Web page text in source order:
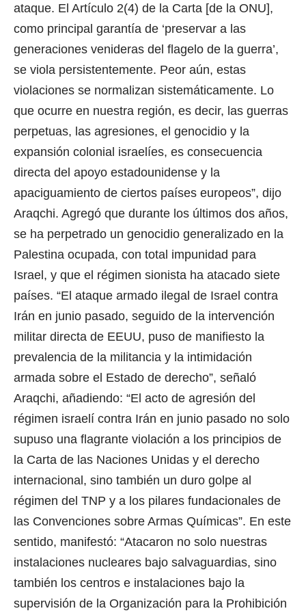
ataque. El Artículo 2(4) de la Carta [de la ONU],
como principal garantía de ‘preservar a las
generaciones venideras del flagelo de la guerra’,
se viola persistentemente. Peor aún, estas
violaciones se normalizan sistemáticamente. Lo
que ocurre en nuestra región, es decir, las guerras
perpetuas, las agresiones, el genocidio y la
expansión colonial israelíes, es consecuencia
directa del apoyo estadounidense y la
apaciguamiento de ciertos países europeos”, dijo
Araqchi. Agregó que durante los últimos dos años,
se ha perpetrado un genocidio generalizado en la
Palestina ocupada, con total impunidad para
Israel, y que el régimen sionista ha atacado siete
países. “El ataque armado ilegal de Israel contra
Irán en junio pasado, seguido de la intervención
militar directa de EEUU, puso de manifiesto la
prevalencia de la militancia y la intimidación
armada sobre el Estado de derecho”, señaló
Araqchi, añadiendo: “El acto de agresión del
régimen israelí contra Irán en junio pasado no solo
supuso una flagrante violación a los principios de
la Carta de las Naciones Unidas y el derecho
internacional, sino también un duro golpe al
régimen del TNP y a los pilares fundacionales de
las Convenciones sobre Armas Químicas”. En este
sentido, manifestó: “Atacaron no solo nuestras
instalaciones nucleares bajo salvaguardias, sino
también los centros e instalaciones bajo la
supervisión de la Organización para la Prohibición